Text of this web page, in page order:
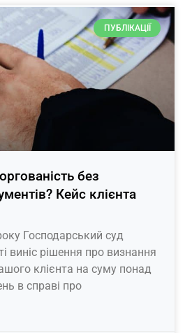
ПУБЛІКАЦІЇ
без
Кейс клієнта
Господарський суд
виніс рішення про визнання
клієнта на суму понад
в справі про